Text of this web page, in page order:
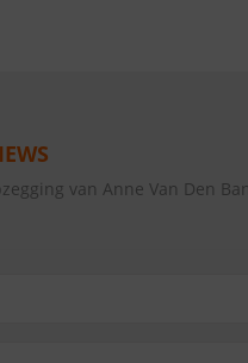
van Anne Van Den